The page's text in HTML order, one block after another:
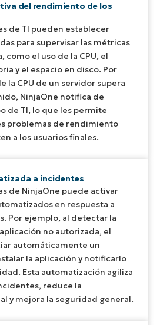
del rendimiento de los
de TI pueden establecer
para supervisar las métricas
como el uso de la CPU, el
y el espacio en disco. Por
la CPU de un servidor supera
NinjaOne notifica de
de TI, lo que les permite
problemas de rendimiento
a los usuarios finales.
a incidentes
de NinjaOne puede activar
en respuesta a
Por ejemplo, al detectar la
no autorizada, el
automáticamente un
la aplicación y notificarlo
Esta automatización agiliza
reduce la
y mejora la seguridad general.